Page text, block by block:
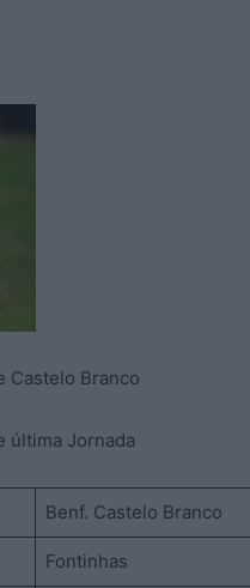
Castelo Branco
última Jornada
Benf. Castelo Branco
Fontinhas